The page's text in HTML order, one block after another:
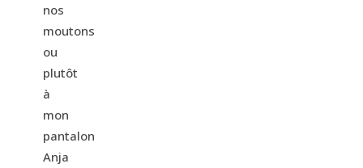
nos
moutons
ou
plutôt
à
mon
pantalon
Anja